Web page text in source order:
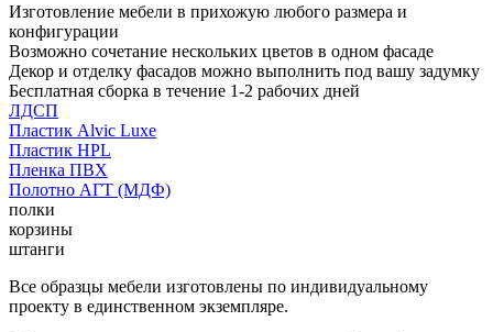
Изготовление мебели в прихожую любого размера и
конфигурации
Возможно сочетание нескольких цветов в одном фасаде
Декор и отделку фасадов можно выполнить под вашу задумку
Бесплатная сборка в течение 1-2 рабочих дней
ЛДСП
Пластик Alvic Luxe
Пластик HPL
Пленка ПВХ
Полотно АГТ (МДФ)
полки
корзины
штанги
Все образцы мебели изготовлены по индивидуальному
проекту в единственном экземпляре.